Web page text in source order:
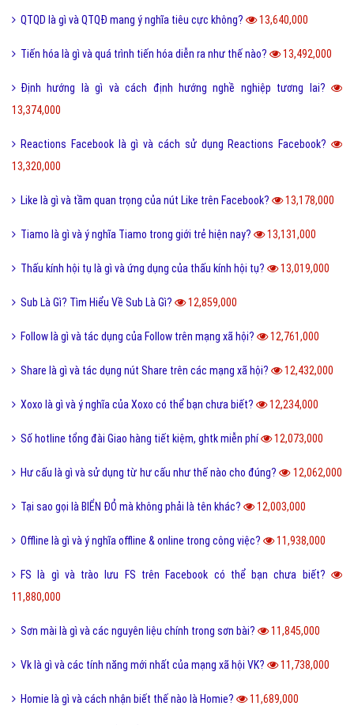
QTQD là gì và QTQĐ mang ý nghĩa tiêu cực không? 13,640,000
Tiến hóa là gì và quá trình tiến hóa diễn ra như thế nào? 13,492,000
Định hướng là gì và cách định hướng nghề nghiệp tương lai?
13,374,000
Reactions Facebook là gì và cách sử dụng Reactions Facebook?
13,320,000
Like là gì và tầm quan trọng của nút Like trên Facebook? 13,178,000
Tiamo là gì và ý nghĩa Tiamo trong giới trẻ hiện nay? 13,131,000
Thấu kính hội tụ là gì và ứng dụng của thấu kính hội tụ? 13,019,000
Sub Là Gì? Tìm Hiểu Về Sub Là Gì? 12,859,000
Follow là gì và tác dụng của Follow trên mạng xã hội? 12,761,000
Share là gì và tác dụng nút Share trên các mạng xã hội? 12,432,000
Xoxo là gì và ý nghĩa của Xoxo có thể bạn chưa biết? 12,234,000
Số hotline tổng đài Giao hàng tiết kiệm, ghtk miễn phí 12,073,000
Hư cấu là gì và sử dụng từ hư cấu như thế nào cho đúng? 12,062,000
Tại sao gọi là BIỂN ĐỎ mà không phải là tên khác? 12,003,000
Offline là gì và ý nghĩa offline & online trong công việc? 11,938,000
FS là gì và trào lưu FS trên Facebook có thể bạn chưa biết?
11,880,000
Sơn mài là gì và các nguyên liệu chính trong sơn bài? 11,845,000
Vk là gì và các tính năng mới nhất của mạng xã hội VK? 11,738,000
Homie là gì và cách nhận biết thế nào là Homie? 11,689,000